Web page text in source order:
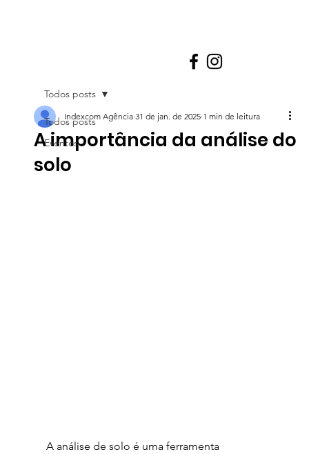
Todos posts
Eventos
Todos posts
A importância da análise do
solo
Indexcom Agência 31 de jan. de 2025 1 min de leitura
A análise de solo é uma ferramenta